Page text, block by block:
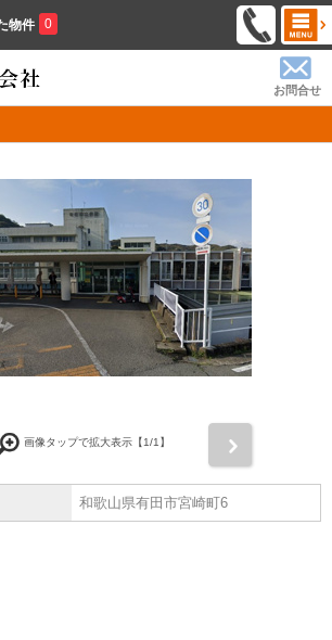
物件 0
お問合せ
画像タップで拡大表示【1/1】
和歌山県有田市宮崎町6